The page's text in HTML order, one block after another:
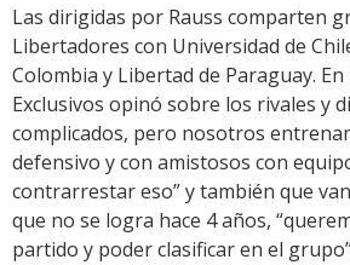
Las dirigidas por Rauss comparten
Libertadores con Universidad de
Colombia y Libertad de Paraguay.
Exclusivos opinó sobre los rivales y
complicados, pero nosotros
defensivo y con amistosos con
contrarrestar eso” y también que
que no se logra hace 4 años,
partido y poder clasificar en el